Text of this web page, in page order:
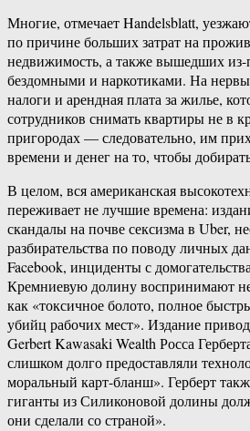
Многие, отмечает Handelsblatt,
по причине больших затрат на
недвижимость, а также вышедших из-
бездомными и наркотиками. На
налоги и арендная плата за жилье,
сотрудников снимать квартиры не в
пригородах — следовательно, им
времени и денег на то, чтобы
В целом, вся американская
переживает не лучшие времена:
скандалы на почве сексизма в Uber,
разбирательства по поводу личных
Facebook, инциденты с
Кремниевую долину воспринимают
как «токсичное болото, полное
убийц рабочих мест». Издание
Gerbert Kawasaki Wealth Росса
слишком долго предоставляли
моральный карт-бланш». Герберт
гиганты из Силиконовой долины
они сделали со страной».